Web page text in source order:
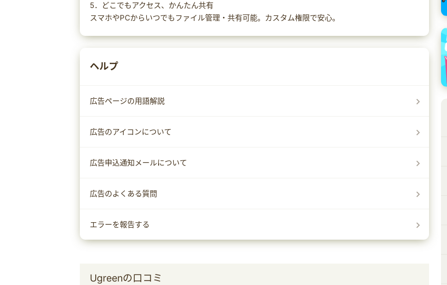
5．どこでもアクセス、かんたん共有
スマホやPCからいつでもファイル管理・共有可能。カスタム権限で安心。
ヘルプ
広告ページの用語解説
広告のアイコンについて
広告申込通知メールについて
広告のよくある質問
エラーを報告する
Ugreenの口コミ